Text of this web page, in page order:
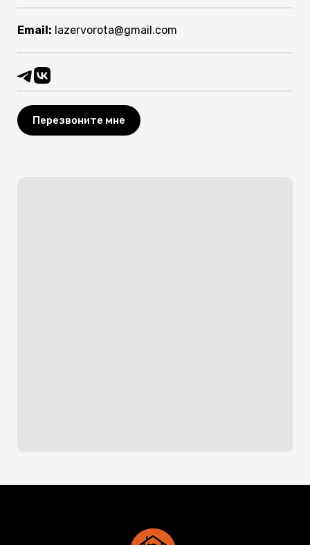
Email: lazervorota@gmail.com
Перезвоните мне